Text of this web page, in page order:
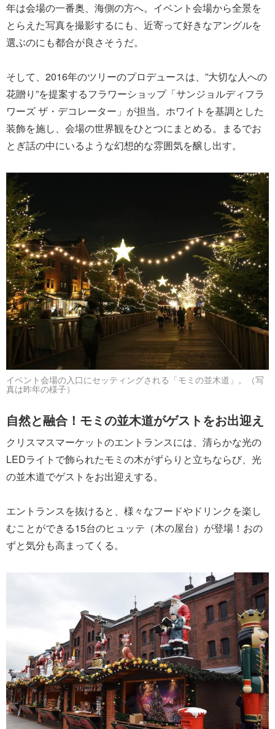
年は会場の一番奥、海側の方へ。イベント会場から全景を
とらえた写真を撮影するにも、近寄って好きなアングルを
選ぶのにも都合が良さそうだ。
そして、2016年のツリーのプロデュースは、”大切な人への
花贈り”を提案するフラワーショップ「サンジョルディフラ
ワーズ ザ・デコレーター」が担当。ホワイトを基調とした
装飾を施し、会場の世界観をひとつにまとめる。まるでお
とぎ話の中にいるような幻想的な雰囲気を醸し出す。
イベント会場の入口にセッティングされる「モミの並木道」。（写
真は昨年の様子）
自然と融合！モミの並木道がゲストをお出迎え
クリスマスマーケットのエントランスには、清らかな光の
LEDライトで飾られたモミの木がずらりと立ちならび、光
の並木道でゲストをお出迎えする。
エントランスを抜けると、様々なフードやドリンクを楽し
むことができる15台のヒュッテ（木の屋台）が登場！おの
ずと気分も高まってくる。